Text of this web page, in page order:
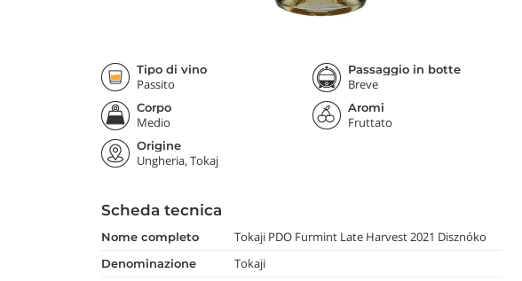
Tipo di vino
Passito
Passaggio in botte
Breve
Corpo
Medio
Aromi
Fruttato
Origine
Ungheria, Tokaj
Scheda tecnica
nome completo Tokaji PDO Furmint Late Harvest 2021 Disznóko
denominazione Tokaji